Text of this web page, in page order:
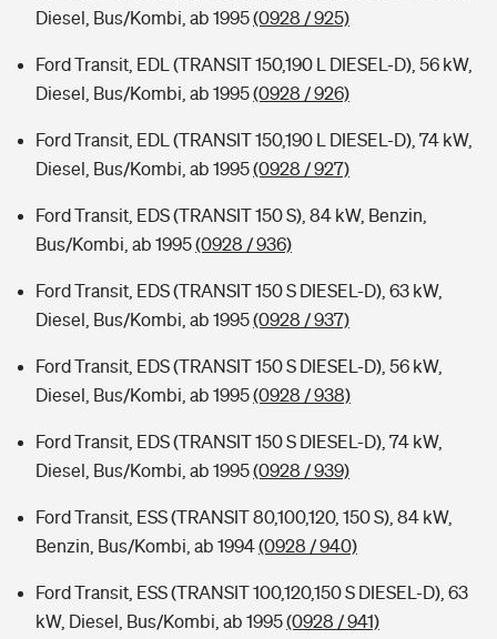
Diesel, Bus/Kombi, ab 1995(0928 / 925)
Ford Transit, EDL (TRANSIT 150,190 L DIESEL-D), 56 kW,
Diesel, Bus/Kombi, ab 1995(0928 / 926)
Ford Transit, EDL (TRANSIT 150,190 L DIESEL-D), 74 kW,
Diesel, Bus/Kombi, ab 1995(0928 / 927)
Ford Transit, EDS (TRANSIT 150 S), 84 kW, Benzin,
Bus/Kombi, ab 1995(0928 / 936)
Ford Transit, EDS (TRANSIT 150 S DIESEL-D), 63 kW,
Diesel, Bus/Kombi, ab 1995(0928 / 937)
Ford Transit, EDS (TRANSIT 150 S DIESEL-D), 56 kW,
Diesel, Bus/Kombi, ab 1995(0928 / 938)
Ford Transit, EDS (TRANSIT 150 S DIESEL-D), 74 kW,
Diesel, Bus/Kombi, ab 1995(0928 / 939)
Ford Transit, ESS (TRANSIT 80,100,120, 150 S), 84 kW,
Benzin, Bus/Kombi, ab 1994(0928 / 940)
Ford Transit, ESS (TRANSIT 100,120,150 S DIESEL-D), 63
kW, Diesel, Bus/Kombi, ab 1995(0928 / 941)